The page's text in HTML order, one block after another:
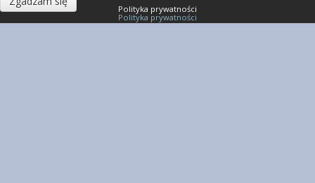
Polityka prywatności
Polityka prywatności